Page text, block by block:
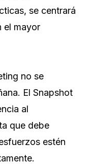
se centrará
el mayor
no se
El Snapshot
al
que debe
estén